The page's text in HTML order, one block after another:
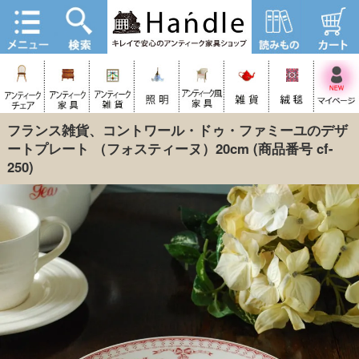
フランス雑貨、コントワール・ドゥ・ファミーユのデザ
ートプレート （フォスティーヌ）20cm (商品番号 cf-
250)